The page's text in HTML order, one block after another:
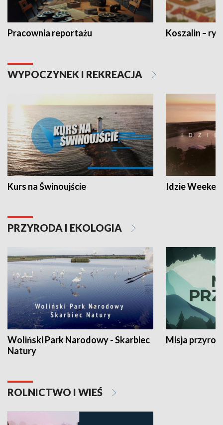
Pracownia reportażu Koszalin –
WYPOCZYNEK I REKREACJA
Kurs na Świnoujście Idzie
PRZYRODA I EKOLOGIA
Woliński Park Narodowy - Skarbiec
Natury
Misja
ROLNICTWO I WIEŚ